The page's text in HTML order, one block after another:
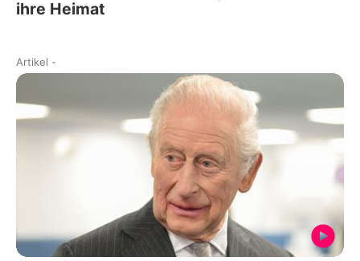
ihre Heimat
Artikel -